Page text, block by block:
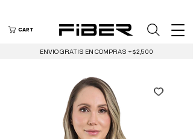
CART
ENVIO GRATIS EN COMPRAS +$2,500